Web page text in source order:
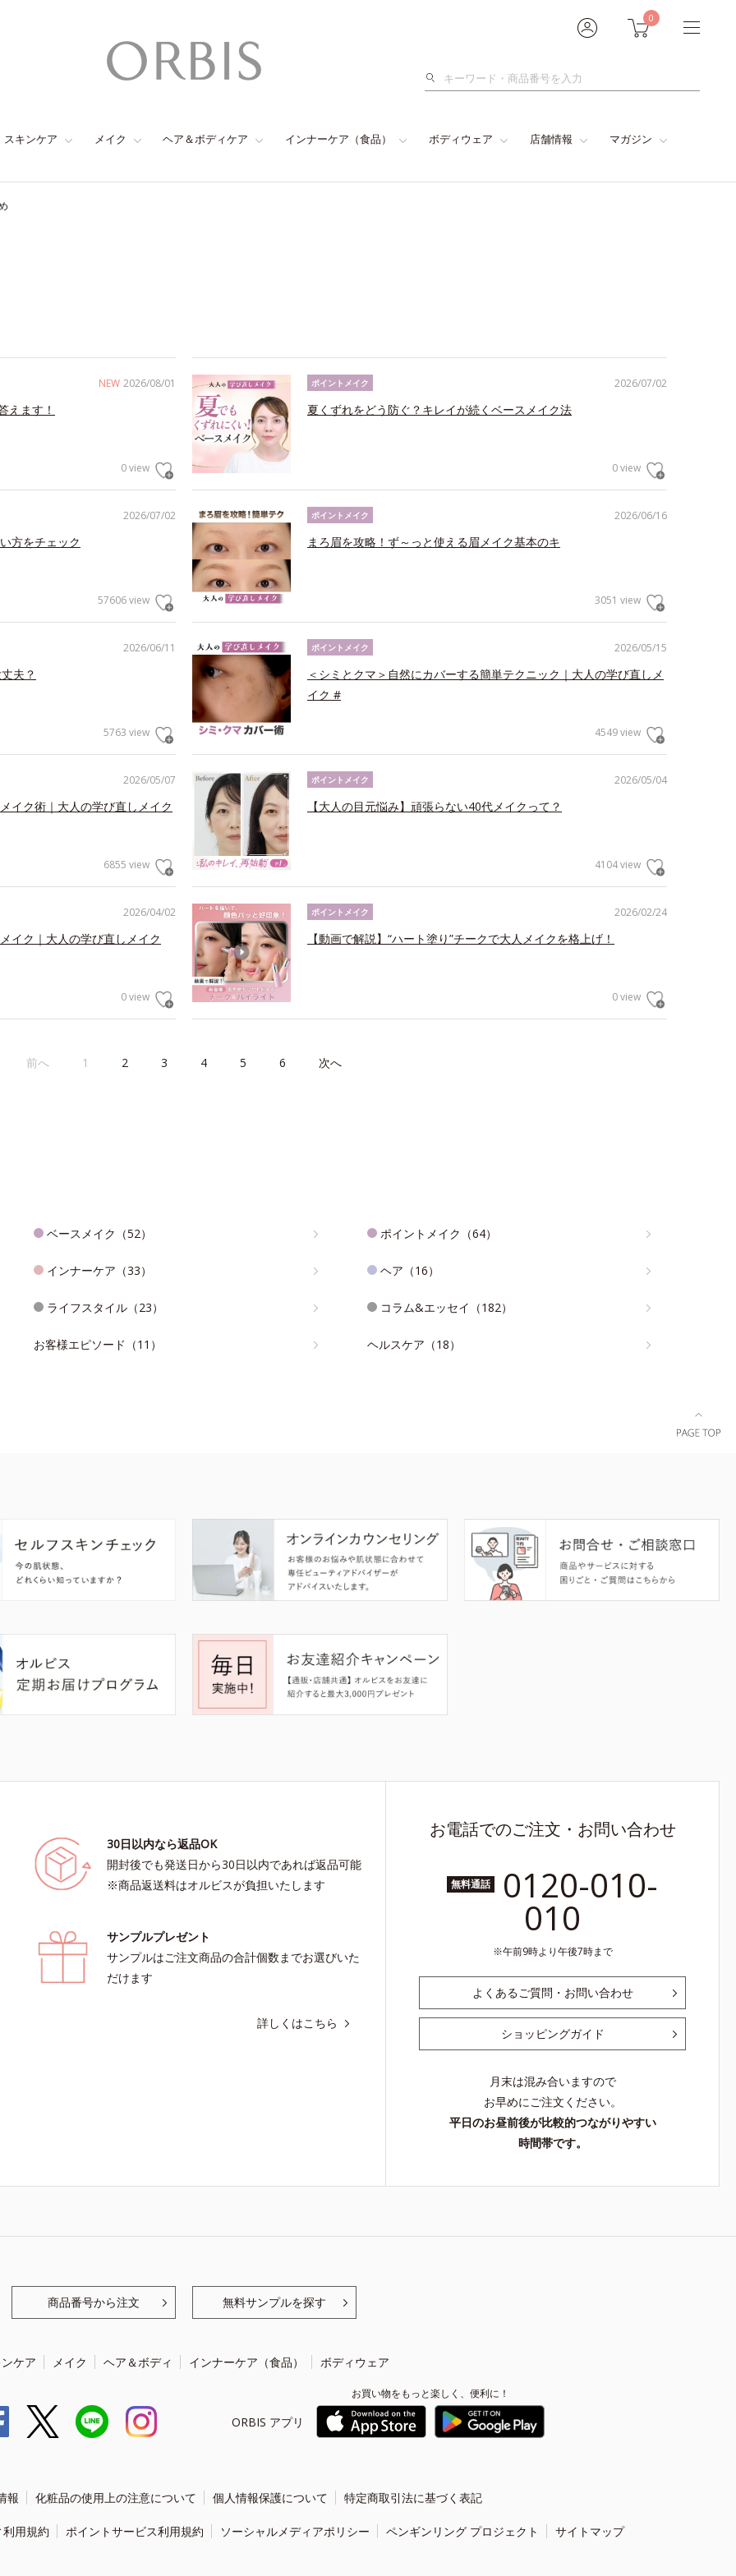
0
検
スキンケア メイク ヘア＆ボディケア インナーケア（食品） ボディウェア 店舗情報 マガジン
NEW 2026/08/01
えます！
0 view
2026/07/02
ポイントメイク
夏くずれをどう防ぐ？キレイが続くベースメイク法
0 view
2026/07/02
方をチェック
57606 view
2026/06/16
ポイントメイク
まろ眉を攻略！ず～っと使える眉メイク基本のキ
3051 view
2026/06/11
夫？
5763 view
2026/05/15
ポイントメイク
＜シミとクマ＞自然にカバーする簡単テクニック｜大人の学び直しメ
イク #
4549 view
2026/05/07
イク術｜大人の学び直しメイク
6855 view
2026/05/04
ポイントメイク
【大人の目元悩み】頑張らない40代メイクって？
4104 view
2026/04/02
イク｜大人の学び直しメイク
0 view
2026/02/24
ポイントメイク
【動画で解説】“ハート塗り”チークで大人メイクを格上げ！
0 view
前へ 1 2 3 4 5 6 次へ
ベースメイク（52） ポイントメイク（64）
インナーケア（33） ヘア（16）
ライフスタイル（23） コラム&エッセイ（182）
お客様エピソード（11） ヘルスケア（18）
30日以内なら返品OK
開封後でも発送日から30日以内であれば返品可能
※商品返送料はオルビスが負担いたします
サンプルプレゼント
サンプルはご注文商品の合計個数までお選びいた
だけます
詳しくはこちら
お電話でのご注文・お問い合わせ
無料通話 0120-010-
010
午前9時より午後7時まで
よくあるご質問・お問い合わせ
ショッピングガイド
月末は混み合いますので
お早めにご注文ください。
平日のお昼前後が比較的つながりやすい
時間帯です。
商品番号から注文 無料サンプルを探す
ケア メイク ヘア＆ボディ インナーケア（食品） ボディウェア
ORBIS アプリ
お買い物をもっと楽しく、便利に！
報 化粧品の使用上の注意について 個人情報保護について 特定商取引法に基づく表記
用規約 ポイントサービス利用規約 ソーシャルメディアポリシー ペンギンリング プロジェクト サイトマップ